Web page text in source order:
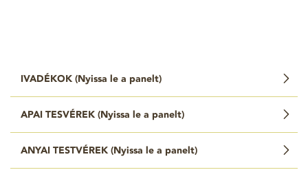
IVADÉKOK ( Nyissa le a panelt)
APAI TESVÉREK ( Nyissa le a panelt)
ANYAI TESTVÉREK ( Nyissa le a panelt)